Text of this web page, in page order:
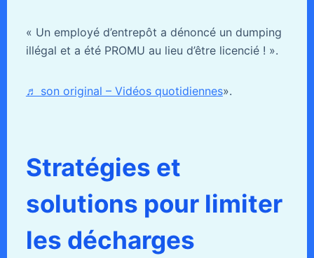
« Un employé d’entrepôt a dénoncé un dumping
illégal et a été PROMU au lieu d’être licencié ! ».
♬ son original – Vidéos quotidiennes».
Stratégies et
solutions pour limiter
les décharges